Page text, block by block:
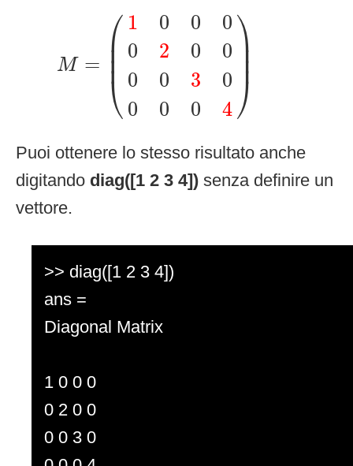
M = ⎛
⎜
⎜ ⎜
⎝
1 0 0
0
0
2 0
0
0
0 3
0
0
0 0 4
⎞
⎟
⎟
⎟
⎠
0 0 0 00 00 0
Puoi ottenere lo stesso risultato anche
digitando diag([1 2 3 4]) senza definire un
vettore.
>> diag([1 2 3 4])
ans =
Diagonal Matrix
1 0 0 0
0 2 0 0
0 0 3 0